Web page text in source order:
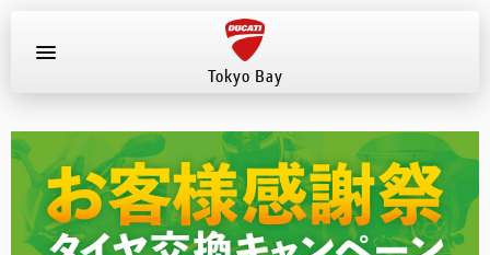
Tokyo Bay
店舗へ電話する
047-307-1098
お知らせ
新車